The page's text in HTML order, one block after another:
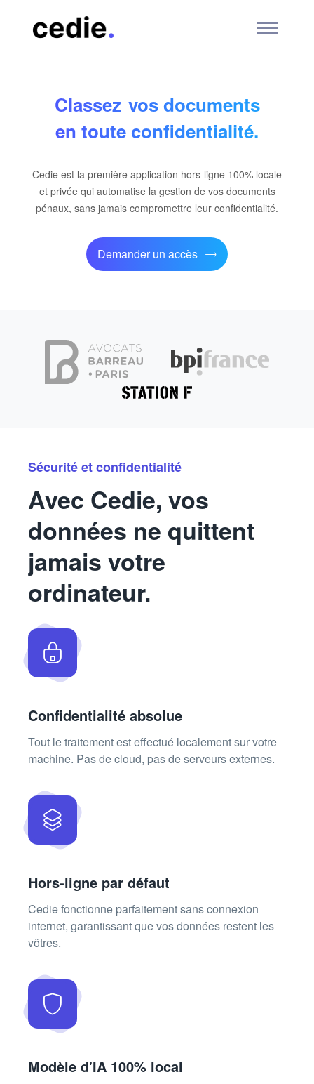
Classvos documents
en toute confidentialité.
Cedie est la première application hors-ligne 100% locale
et privée qui automatise la gestion de vos documents
pénaux, sans jamais compromettre leur confidentialité.
Demander un accès
Sécurité et confidentialité
Avec Cedie, vos
données ne quittent
jamais votre
ordinateur.
Confidentialité absolue
Tout le traitement est effectué localement sur votre
machine. Pas de cloud, pas de serveurs externes.
Hors-ligne par défaut
Cedie fonctionne parfaitement sans connexion
internet, garantissant que vos données restent les
vôtres.
Modèle d'IA 100% local